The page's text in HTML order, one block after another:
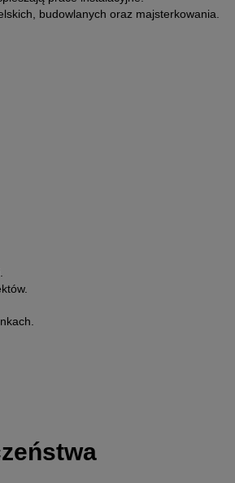
budowlanych oraz majsterkowania.